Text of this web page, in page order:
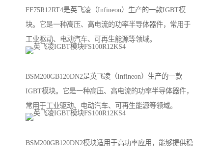
FF75R12RT4是英飞凌（Infineon）生产的一款IGBT模
块。它是一种高压、高电流的功率半导体器件，常用于
工业驱动、电动汽车、可再生能源等领域。
BSM200GB120DN2是英飞凌（Infineon）生产的一款
IGBT模块。它是一种高压、高电流的功率半导体器件，
常用于工业驱动、电动汽车、可再生能源等领域。
BSM200GB120DN2模块适用于高功率应用，能够提供稳